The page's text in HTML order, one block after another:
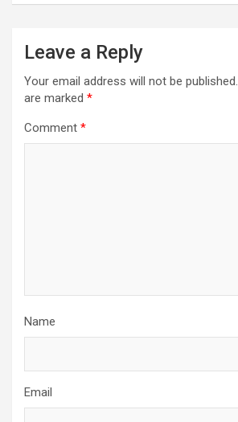
Leave a Reply
Your email address will not be published.
are marked *
Comment *
Name
Email